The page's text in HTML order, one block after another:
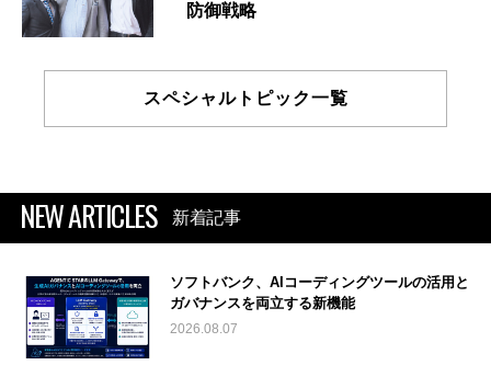
防御戦略
スペシャルトピック一覧
NEW ARTICLES 新着記事
ソフトバンク、AIコーディングツールの活用と
ガバナンスを両立する新機能
2026.08.07